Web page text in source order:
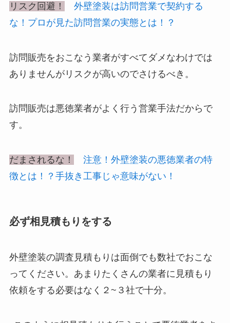
リスク回避！
外壁塗装は訪問営業で契約する
な！プロが見た訪問営業の実態とは！？
訪問販売をおこなう業者がすべてダメなわけでは
ありませんがリスクが高いのでさけるべき。
訪問販売は悪徳業者がよく行う営業手法だからで
す。
だまされるな！
注意！外壁塗装の悪徳業者の特
徴とは！？手抜き工事じゃ意味がない！
必ず相見積もりをする
外壁塗装の調査見積もりは面倒でも数社でおこな
ってください。あまりたくさんの業者に見積もり
依頼をする必要はなく２~３社で十分。